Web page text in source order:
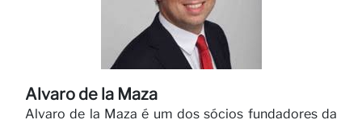
Alvaro de la Maza
Alvaro de la Maza é um dos sócios fundadores da